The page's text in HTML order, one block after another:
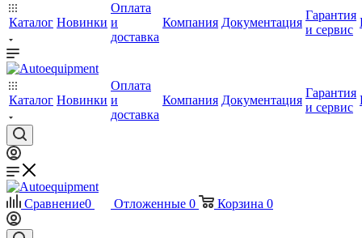
Каталог Новинки
Оплата
и
доставка
Компания Документация
Гарантия
и сервис
Каталог Новинки
Оплата
и
доставка
Компания Документация
Гарантия
и сервис
Сравнение0 Отложенные 0 Корзина 0